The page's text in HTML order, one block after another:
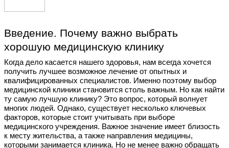
Введение. Почему важно выбрать
хорошую медицинскую клинику
Когда дело касается нашего здоровья, нам всегда хочется
получить лучшее возможное лечение от опытных и
квалифицированных специалистов. Именно поэтому выбор
медицинской клиники становится столь важным. Но как найти
ту самую лучшую клинику? Это вопрос, который волнует
многих людей. Однако, существует несколько ключевых
факторов, которые стоит учитывать при выборе
медицинского учреждения. Важное значение имеет близость
к месту жительства, а также направления медицины,
которыми занимается клиника. Но не менее важно обращать